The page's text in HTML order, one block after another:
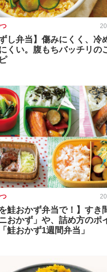
し弁当】傷みにくく、冷
くい。腹もちバッチリの
を鮭おかず弁当で！】すき
おかず」や、詰め方のポ
鮭おかず1週間弁当」